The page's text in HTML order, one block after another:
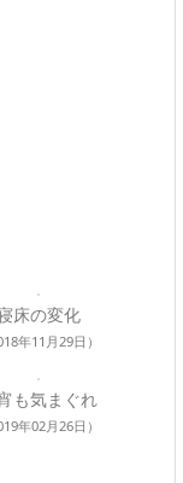
床の変化
年11月29日）
も気まぐれ
年02月26日）